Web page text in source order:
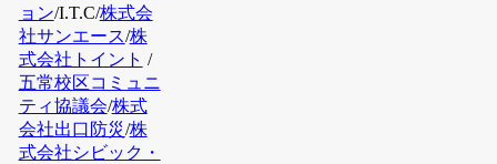
ョン/I.T.C/株式会
社サンエース/株
式会社トイント /
五常校区コミュニ
ティ協議会/株式
会社出口防災/株
式会社シビック・